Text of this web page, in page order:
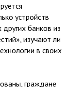
устройств
банков из
изучают ли
в своих
граждане